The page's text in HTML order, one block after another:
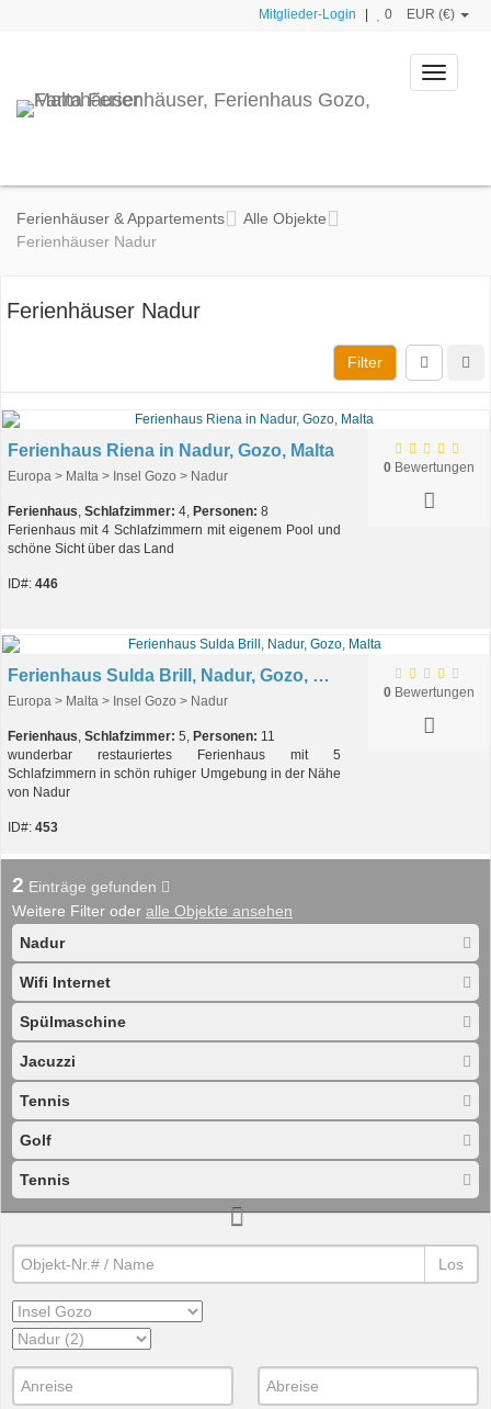
Mitglieder-Login 0 EUR (€)
Toggle
Ferienhäuser & Appartements
Alle Objekte
Ferienhäuser Nadur
Ferienhäuser Nadur
Filter
Ferienhaus Riena in Nadur, Gozo, Malta
Europa > Malta > Insel Gozo > Nadur
Ferienhaus, Schlafzimmer: 4, Personen: 8
Ferienhaus mit 4 Schlafzimmern mit eigenem Pool und
schöne Sicht über das Land
ID#: 446
0Bewertungen
Ferienhaus Sulda Brill, Nadur, Gozo, Malta
Europa > Malta > Insel Gozo > Nadur
Ferienhaus, Schlafzimmer: 5, Personen: 11
wunderbar restauriertes Ferienhaus mit 5
Schlafzimmern in schön ruhiger Umgebung in der Nähe
von Nadur
ID#: 453
0Bewertungen
2 Einträge gefunden
Weitere Filter oder alle Objekte ansehen
Nadur
Wifi Internet
Spülmaschine
Jacuzzi
Tennis
Golf
Tennis
Los